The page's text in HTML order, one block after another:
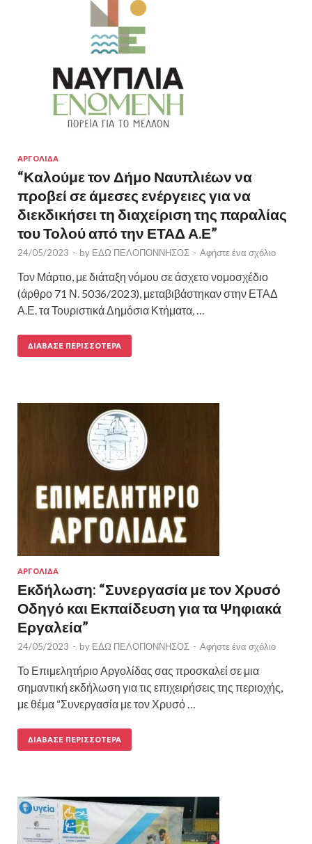
ΑΡΓΟΛΙΔΑ
“Καλούμε τον Δήμο Ναυπλιέων να
προβεί σε άμεσες ενέργειες για να
διεκδικήσει τη διαχείριση της παραλίας
του Τολού από την ΕΤΑΔ Α.Ε”
24/05/2023 - by ΕΔΩ ΠΕΛΟΠΟΝΝΗΣΟΣ - Αφήστε ένα σχόλιο
Τον Μάρτιο, με διάταξη νόμου σε άσχετο νομοσχέδιο
(άρθρο 71 Ν. 5036/2023), μεταβιβάστηκαν στην ΕΤΑΔ
Α.Ε. τα Τουριστικά Δημόσια Κτήματα, …
ΔΙΆΒΑΣΕ ΠΕΡΙΣΣΌΤΕΡΑ
ΑΡΓΟΛΙΔΑ
Εκδήλωση: “Συνεργασία με τον Χρυσό
Οδηγό και Εκπαίδευση για τα Ψηφιακά
Εργαλεία”
24/05/2023 - by ΕΔΩ ΠΕΛΟΠΟΝΝΗΣΟΣ - Αφήστε ένα σχόλιο
Το Επιμελητήριο Αργολίδας σας προσκαλεί σε μια
σημαντική εκδήλωση για τις επιχειρήσεις της περιοχής,
με θέμα “Συνεργασία με τον Χρυσό …
ΔΙΆΒΑΣΕ ΠΕΡΙΣΣΌΤΕΡΑ